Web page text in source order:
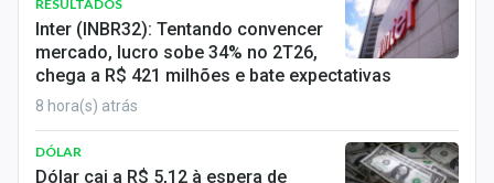
RESULTADOS
Inter (INBR32): Tentando convencer
mercado, lucro sobe 34% no 2T26,
chega a R$ 421 milhões e bate expectativas
8 hora(s) atrás
DÓLAR
Dólar cai a R$ 5,12 à espera de